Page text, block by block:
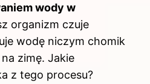
wody w
organizm czuje
wodę niczym chomik
zimę. Jakie
z tego procesu?